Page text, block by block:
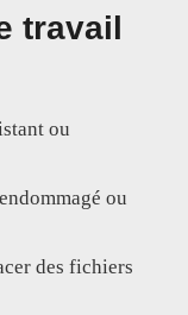
travail
ou
ou
des fichiers